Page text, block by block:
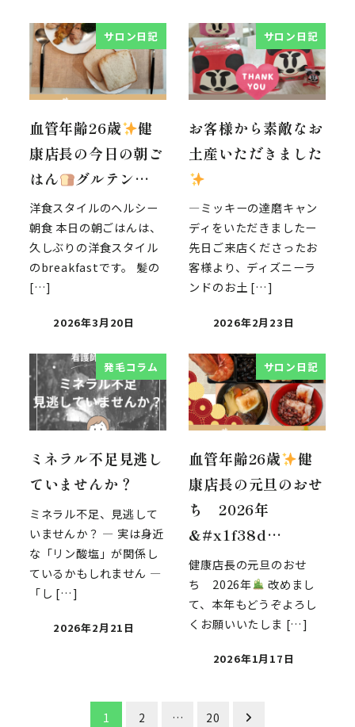
サロン日記
血管年齢26歳
健
康店長の今日の朝ご
はん
グルテン…
洋食スタイルのヘルシー
朝食 本日の朝ごはんは、
久しぶりの洋食スタイル
のbreakfastです。 髪の
[…]
2026年3月20日
サロン日記
お客様から素敵なお
土産いただきました
―ミッキーの達磨キャン
ディをいただきましたー
先日ご来店くださったお
客様より、ディズニーラ
ンドのお土 […]
2026年2月23日
発毛コラム
ミネラル不足見逃し
ていませんか？
ミネラル不足、見逃して
いませんか？ ― 実は身近
な「リン酸塩」が関係し
ているかもしれません ―
「し […]
2026年2月21日
サロン日記
血管年齢26歳
健
康店長の元旦のおせ
ち 2026年
&#x1f38d…
健康店長の元旦のおせ
ち 2026年
改めまし
て、本年もどうぞよろし
くお願いいたしま […]
2026年1月17日
1 2 … 20